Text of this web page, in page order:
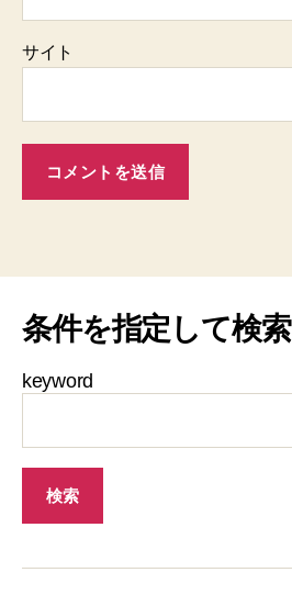
サイト
条件を指定して検索
keyword